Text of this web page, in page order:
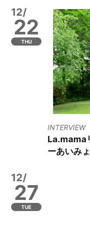
12/
22
THU
INTERVIEW
La.mama
ーあいみ
12/
27
TUE